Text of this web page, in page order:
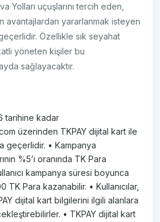
Yolları uçuşlarını tercih eden,
avantajlardan yararlanmak isteyen
Özellikle sık seyahat
yöneten kişiler bu
sağlayacaktır.
tarihine kadar
üzerinden TKPAY dijital kart ile
geçerlidir. • Kampanya
%5’i oranında TK Para
kampanya süresi boyunca
Para kazanabilir. • Kullanıcılar,
dijital kart bilgilerini ilgili alanlara
• TKPAY dijital kart